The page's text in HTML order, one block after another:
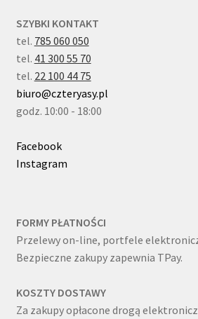
SZYBKI KONTAKT
tel. 785 060 050
tel. 41 300 55 70
tel. 22 100 44 75
biuro@czteryasy.pl
godz. 10:00 - 18:00
Facebook
Instagram
FORMY PŁATNOŚCI
Przelewy on-line, portfele
Bezpieczne zakupy zapewnia TPay.
KOSZTY DOSTAWY
Za zakupy opłacone drogą